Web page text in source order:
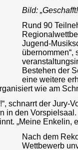
Bild:
Rund 90
Jugend-
Bestehen der
eine weitere
wie am
schnarrt der
in den
„Meine
Nach dem
Wettbewerb